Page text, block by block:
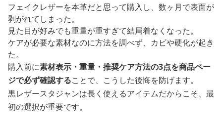
フェイクレザーを本革だと思って購入し、数ヶ月で表面が
剥がれてしまった。
見た目が好みでも重量が重すぎて結局着なくなった。
ケアが必要な素材なのに方法を調べず、カビや硬化が起き
た。
購入前に素材表示・重量・推奨ケア方法の3点を商品ペー
ジで必ず確認することで、こうした後悔を防げます。
黒レザースタジャンは長く使えるアイテムだからこそ、最
初の選択が重要です。